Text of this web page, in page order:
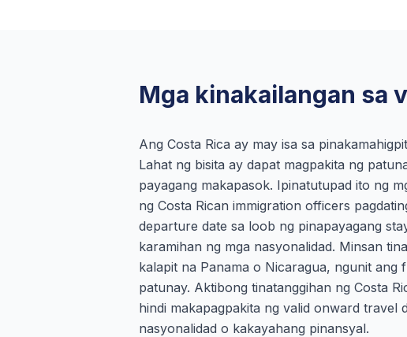
Mga kinakailangan sa
Ang Costa Rica ay may isa sa
Lahat ng bisita ay dapat magpakita ng
payagang makapasok. Ipinatutupad ito ng
ng Costa Rican immigration officers
departure date sa loob ng pinapayagang
karamihan ng mga nasyonalidad. Minsan
kalapit na Panama o Nicaragua, ngunit ang
patunay. Aktibong tinatanggihan ng Costa
hindi makapagpakita ng valid onward travel
nasyonalidad o kakayahang pinansyal.